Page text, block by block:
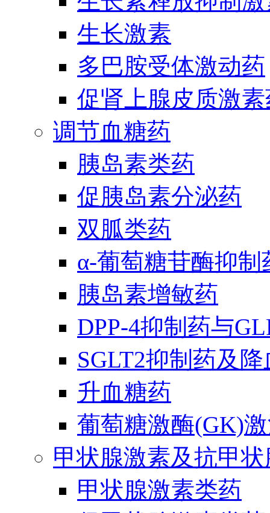
生长激素
多巴胺受体激动药
促肾上腺皮质激
调节血糖药
胰岛素类药
促胰岛素分泌药
双胍类药
α-葡萄糖苷酶抑制
胰岛素增敏药
DPP-4抑制药与
SGLT2抑制药及
升血糖药
葡萄糖激酶(GK)
甲状腺激素及抗甲
甲状腺激素类药